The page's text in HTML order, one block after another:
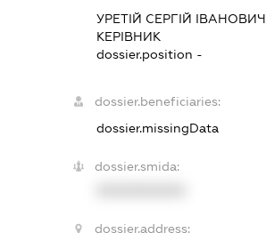
УРЕТІЙ СЕРГІЙ ІВАНОВИЧ
КЕРІВНИК
dossier.position -
dossier.beneficiaries:
dossier.missingData
dossier.smida:
dossier.address: